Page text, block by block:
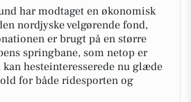
har modtaget en økonomisk
nordjyske velgørende fond,
er brugt på en større
springbane, som netop er
hesteinteresserede nu glæde
for både ridesporten og